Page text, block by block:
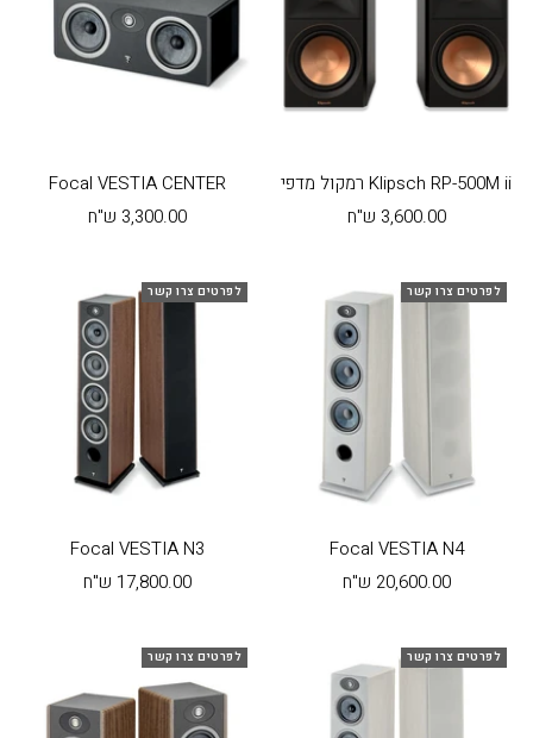
Klipsch RP-500M ii רמקול מדפי
מחיר
3,600.00 ש"ח
Focal VESTIA CENTER
מחיר
3,300.00 ש"ח
לפרטים צרו קשר
Focal VESTIA N4
מחיר
20,600.00 ש"ח
לפרטים צרו קשר
Focal VESTIA N3
מחיר
17,800.00 ש"ח
לפרטים צרו קשר לפרטים צרו קשר